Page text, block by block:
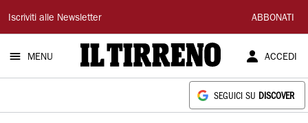
Il
Tirreno
Iscriviti alle Newsletter ABBONATI
MENU ACCEDI
SEGUICI SU DISCOVER